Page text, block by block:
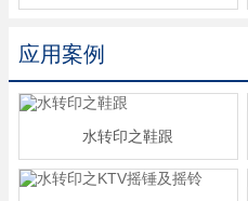
应用案例
水转印之鞋跟